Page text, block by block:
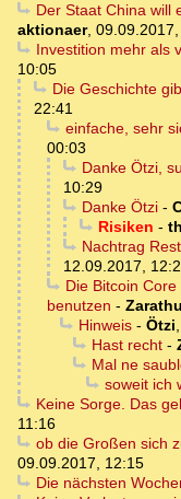
Der Staat China will
aktionaer,
Investition mehr als
10:05
Die Geschichte
22:41
einfache, sehr
00:03
Danke Ötzi,
10:29
Danke Ötzi-
Risiken -
Nachtrag
12.09.2017,
Die Bitcoin
benutzen -
Hinweis- Ötzi,
Hast recht-
Mal ne
soweit ich
Keine Sorge. Das
11:16
ob die Großen sich
09.09.2017, 12:15
Die nächsten